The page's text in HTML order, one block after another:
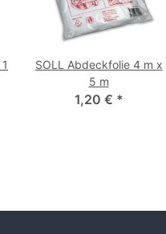
SOLL Abdeckfolie 4 m x
5 m
1,20 € *